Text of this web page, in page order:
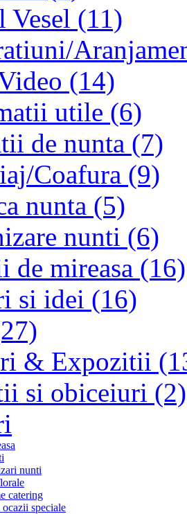
Vesel (11)
(14)
utile (6)
de nunta (7)
Coafura (9)
nunta (5)
nunti (6)
de mireasa (16)
si idei (16)
& Expozitii
si obiceiuri (2)
nunti
catering
speciale